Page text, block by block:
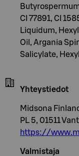
CI 77891, CI
Liquidum,
Oil, Argania
Salicylate,
Yhteystiedot
Midsona
PL 5, 01511
https://
Valmistaja